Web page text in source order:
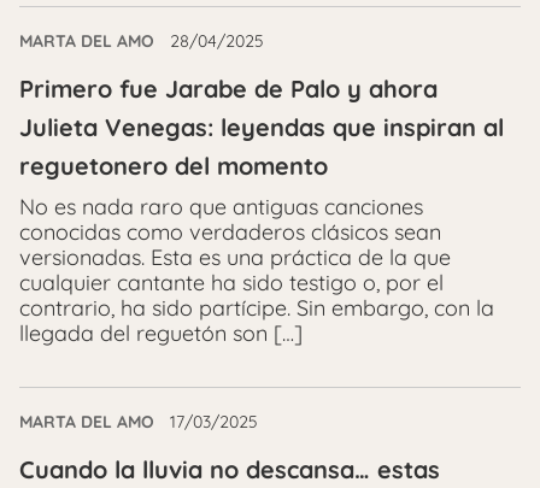
MARTA DEL AMO 28/04/2025
Primero fue Jarabe de Palo y ahora
Julieta Venegas: leyendas que inspiran al
reguetonero del momento
No es nada raro que antiguas canciones
conocidas como verdaderos clásicos sean
versionadas. Esta es una práctica de la que
cualquier cantante ha sido testigo o, por el
contrario, ha sido partícipe. Sin embargo, con la
llegada del reguetón son […]
MARTA DEL AMO 17/03/2025
Cuando la lluvia no descansa… estas